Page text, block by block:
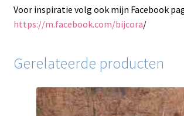
Voor inspiratie volg ook mijn Facebook
https://m.facebook.com/bijcora/
Gerelateerde producten